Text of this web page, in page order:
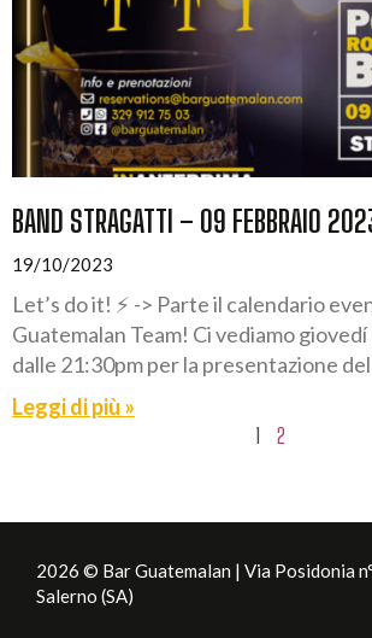
BAND STRAGATTI – 09 FEBBRAIO
19/10/2023
Let’s do it! ⚡️ -> Parte il calendario
Guatemalan Team! Ci vediamo
dalle 21:30pm per la presentazione
Leggi di più »
1
2
2026 © Bar Guatemalan | Via Posidonia
Salerno (SA)